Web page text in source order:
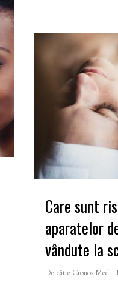
Care sunt
aparatelor
vândute la
De către Cronos Med